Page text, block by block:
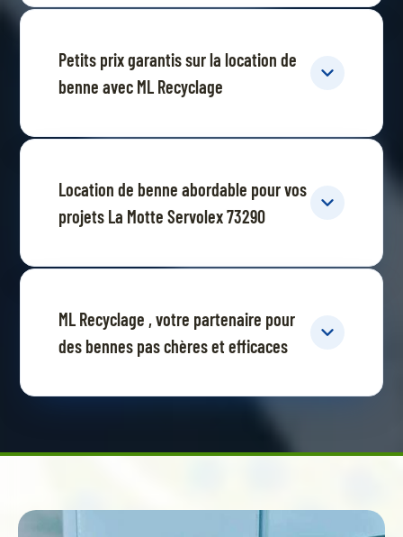
Petits prix garantis sur la location de
benne avec ML Recyclage
Location de benne abordable pour vos
projets La Motte Servolex 73290
ML Recyclage , votre partenaire pour
des bennes pas chères et efficaces